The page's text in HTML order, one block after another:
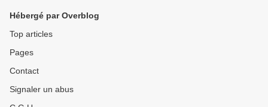
Hébergé par Overblog
Top articles
Pages
Contact
Signaler un abus